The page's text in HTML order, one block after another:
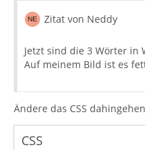
Zitat von Neddy
Jetzt sind die 3 Wörter in
Auf meinem Bild ist es
Ändere das CSS
CSS